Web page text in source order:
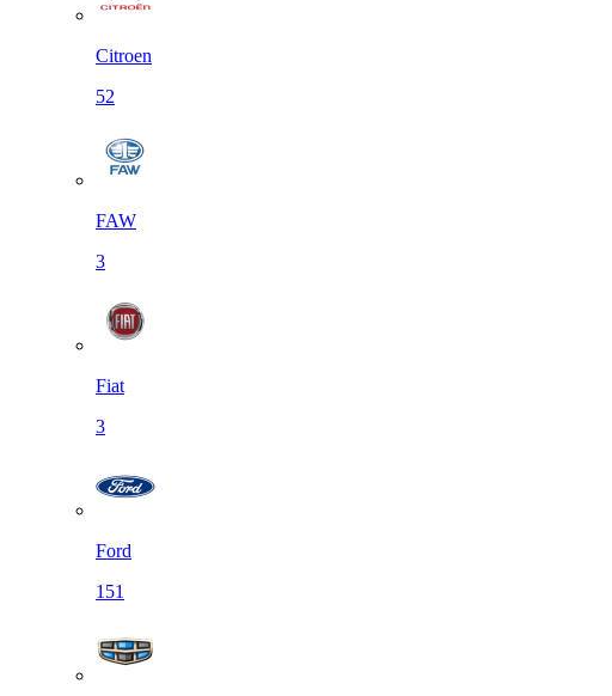
Citroen
52
FAW
3
Fiat
3
Ford
151